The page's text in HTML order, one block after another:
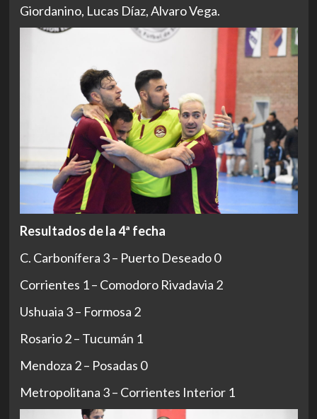
Giordanino, Lucas Díaz, Alvaro Vega.
Resultados de la 4ª fecha
C. Carbonífera 3 – Puerto Deseado 0
Corrientes 1 – Comodoro Rivadavia 2
Ushuaia 3 – Formosa 2
Rosario 2 – Tucumán 1
Mendoza 2 – Posadas 0
Metropolitana 3 – Corrientes Interior 1